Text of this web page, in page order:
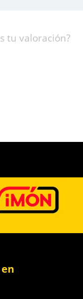
tu valoración?